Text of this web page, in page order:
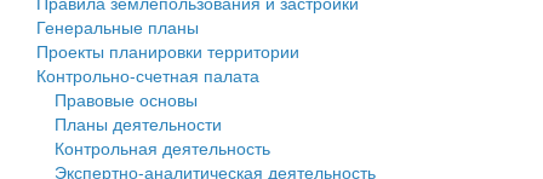
Проекты планировки территории
Собрание депутатов
Городское поселение
Генеральные планы
Проекты планировки территории
Контрольно-счетная палата
Правовые основы
Планы деятельности
Контрольная деятельность
Экспертно-аналитическая деятельность